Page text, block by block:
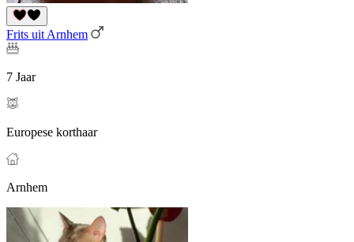
Frits uit Arnhem
7 Jaar
Europese korthaar
Arnhem